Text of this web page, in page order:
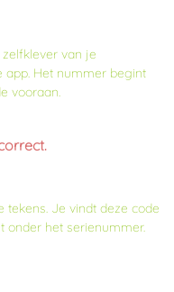
van je
app. Het nummer begint
vooraan.
tekens. Je vindt deze code
onder het serienummer.